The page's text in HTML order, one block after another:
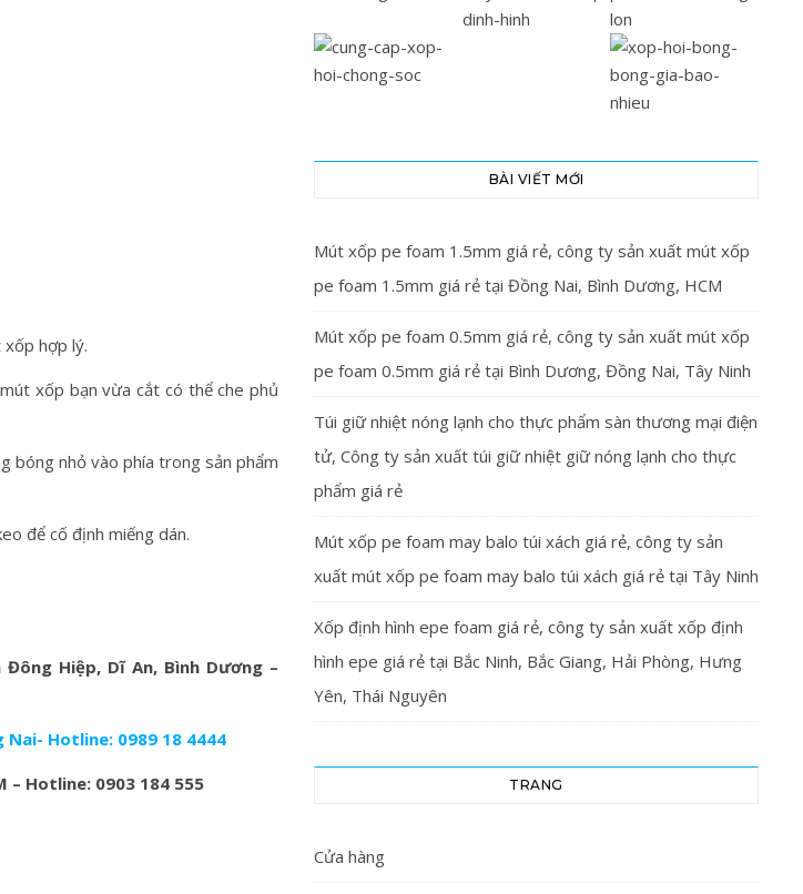
hợp lý.
xốp bạn vừa cắt có thể che phủ
bóng nhỏ vào phía trong sản phẩm
để cố định miếng dán.
Hiệp, Dĩ An, Bình Dương –
Nai- Hotline: 0989 18 4444
– Hotline: 0903 184 555
BÀI VIẾT MỚI
Mút xốp pe foam 1.5mm giá rẻ, công ty sản xuất mút xốp
pe foam 1.5mm giá rẻ tại Đồng Nai, Bình Dương, HCM
Mút xốp pe foam 0.5mm giá rẻ, công ty sản xuất mút xốp
pe foam 0.5mm giá rẻ tại Bình Dương, Đồng Nai, Tây Ninh
Túi giữ nhiệt nóng lạnh cho thực phẩm sàn thương mại điện
tử, Công ty sản xuất túi giữ nhiệt giữ nóng lạnh cho thực
phẩm giá rẻ
Mút xốp pe foam may balo túi xách giá rẻ, công ty sản
xuất mút xốp pe foam may balo túi xách giá rẻ tại Tây Ninh
Xốp định hình epe foam giá rẻ, công ty sản xuất xốp định
hình epe giá rẻ tại Bắc Ninh, Bắc Giang, Hải Phòng, Hưng
Yên, Thái Nguyên
TRANG
Cửa hàng